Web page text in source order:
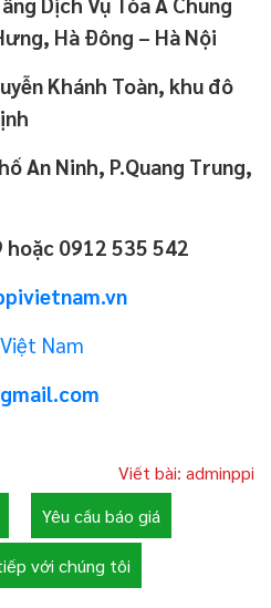
Hà Đông – Hà Nội
Khánh Toàn, khu đô
An Ninh, P.Quang Trung,
0912 535 542
Nam
Viết bài: adminppi
Yêu cầu báo giá
với chúng tôi